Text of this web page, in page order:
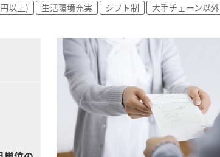
以上) 生活環境充実 シフト制
大手チェーン以外